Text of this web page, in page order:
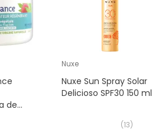
de
Nuxe
Nuxe Sun Spray Solar
Delicioso SPF30 150 ml
(13)